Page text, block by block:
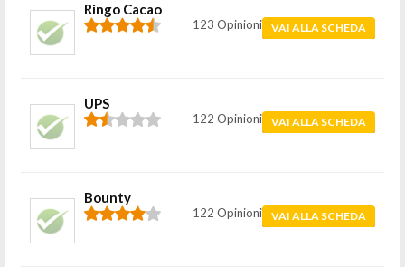
Ringo Cacao
123 Opinioni VAI ALLA SCHEDA
UPS
122 Opinioni VAI ALLA SCHEDA
Bounty
122 Opinioni VAI ALLA SCHEDA